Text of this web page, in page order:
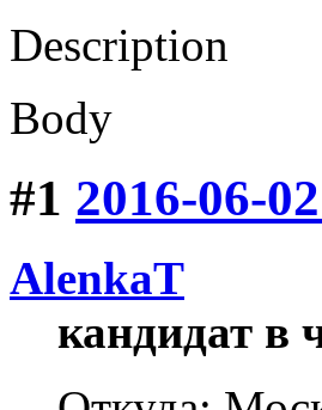
Description
Body
#1 2016-06-
AlenkaT
кандидат в